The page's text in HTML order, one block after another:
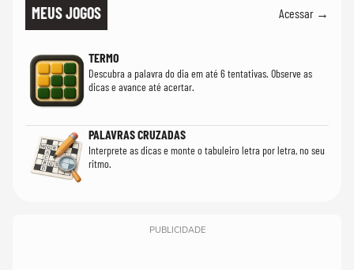
MEUS JOGOS Acessar →
TERMO
Descubra a palavra do dia em até 6 tentativas. Observe as
dicas e avance até acertar.
PALAVRAS CRUZADAS
Interprete as dicas e monte o tabuleiro letra por letra, no seu
ritmo.
PUBLICIDADE